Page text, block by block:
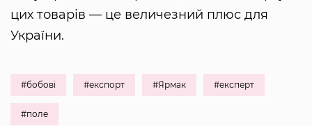
цих товарів — це величезний плюс для
України.
#бобові #експорт #Ярмак #експерт
#поле